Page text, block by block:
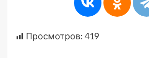
Просмотров:419